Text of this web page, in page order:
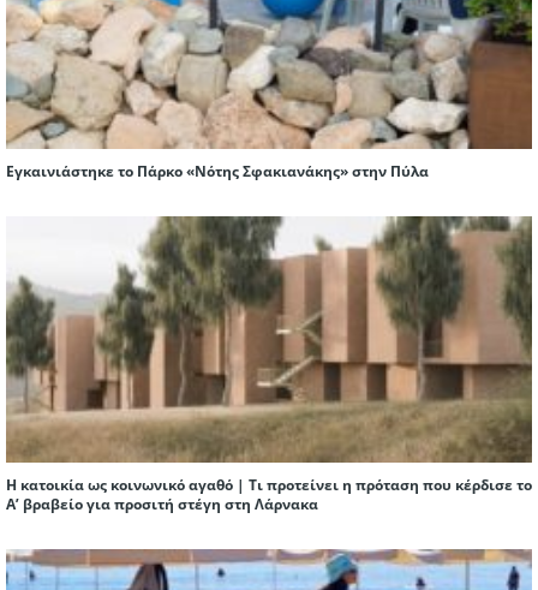
Εγκαινιάστηκε το Πάρκο «Νότης Σφακιανάκης» στην Πύλα
Η κατοικία ως κοινωνικό αγαθό | Τι προτείνει η πρόταση που κέρδισε το
Α’ βραβείο για προσιτή στέγη στη Λάρνακα